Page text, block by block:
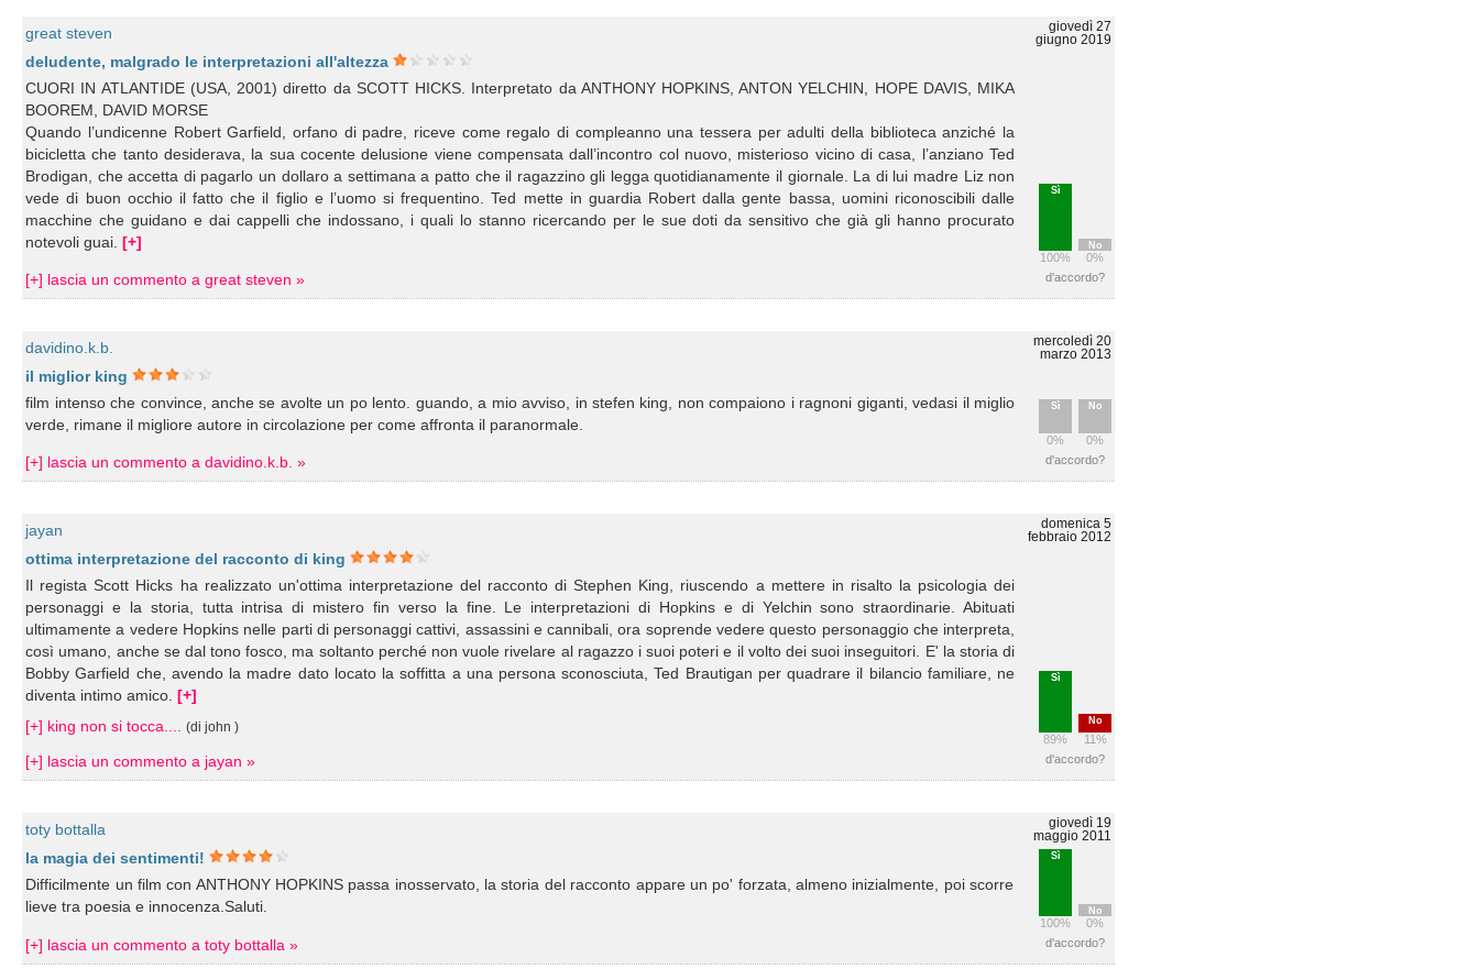
great steven
giovedì 27
giugno 2019
deludente, malgrado le interpretazioni all'altezza
Sì
100%
No
0%
CUORI IN ATLANTIDE (USA, 2001) diretto da SCOTT HICKS. Interpretato da ANTHONY HOPKINS, ANTON YELCHIN, HOPE DAVIS, MIKA
BOOREM, DAVID MORSE
Quando l’undicenne Robert Garfield, orfano di padre, riceve come regalo di compleanno una tessera per adulti della biblioteca anziché la
bicicletta che tanto desiderava, la sua cocente delusione viene compensata dall’incontro col nuovo, misterioso vicino di casa, l’anziano Ted
Brodigan, che accetta di pagarlo un dollaro a settimana a patto che il ragazzino gli legga quotidianamente il giornale. La di lui madre Liz non
vede di buon occhio il fatto che il figlio e l’uomo si frequentino. Ted mette in guardia Robert dalla gente bassa, uomini riconoscibili dalle
macchine che guidano e dai cappelli che indossano, i quali lo stanno ricercando per le sue doti da sensitivo che già gli hanno procurato
notevoli guai.[+]
[+] lascia un commento a great steven » d'accordo?
davidino.k.b.
mercoledì 20
marzo 2013
il miglior king
Sì
0%
No
0%
film intenso che convince, anche se avolte un po lento. guando, a mio avviso, in stefen king, non compaiono i ragnoni giganti, vedasi il miglio
verde, rimane il migliore autore in circolazione per come affronta il paranormale.
[+] lascia un commento a davidino.k.b. » d'accordo?
jayan
domenica 5
febbraio 2012
ottima interpretazione del racconto di king
Sì
89%
No
11%
Il regista Scott Hicks ha realizzato un'ottima interpretazione del racconto di Stephen King, riuscendo a mettere in risalto la psicologia dei
personaggi e la storia, tutta intrisa di mistero fin verso la fine. Le interpretazioni di Hopkins e di Yelchin sono straordinarie. Abituati
ultimamente a vedere Hopkins nelle parti di personaggi cattivi, assassini e cannibali, ora soprende vedere questo personaggio che interpreta,
così umano, anche se dal tono fosco, ma soltanto perché non vuole rivelare al ragazzo i suoi poteri e il volto dei suoi inseguitori. E' la storia di
Bobby Garfield che, avendo la madre dato locato la soffitta a una persona sconosciuta, Ted Brautigan per quadrare il bilancio familiare, ne
diventa intimo amico.[+]
[+] king non si tocca....
(di john )
[+] lascia un commento a jayan » d'accordo?
toty bottalla
giovedì 19
maggio 2011
la magia dei sentimenti! Sì
100%
No
0%
Difficilmente un film con ANTHONY HOPKINS passa inosservato, la storia del racconto appare un po' forzata, almeno inizialmente, poi scorre
lieve tra poesia e innocenza.Saluti.
[+] lascia un commento a toty bottalla » d'accordo?